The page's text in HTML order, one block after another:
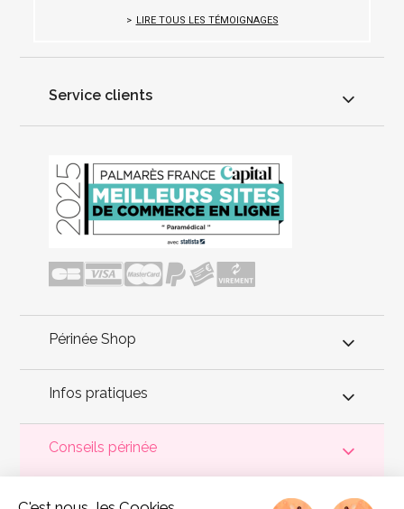
LIRE TOUS LES TÉMOIGNAGES
Service clients
Périnée Shop
Infos pratiques
Conseils périnée